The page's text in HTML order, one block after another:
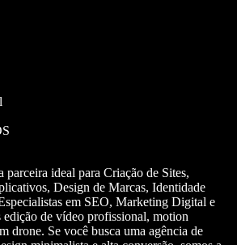
parceira ideal para Criação de Sites,
Design de Marcas, Identidade
em SEO, Marketing Digital e
edição de vídeo profissional, motion
drone. Se você busca uma agência de